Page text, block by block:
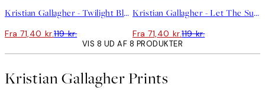
Kristian Gallagher - Twilight Blue and Metallic Gold Sunrise Plakat
Fra 71,40 kr.119 kr.
Kristian Gallagher - Let The Sunshine in Plakat
Fra 71,40 kr.119 kr.
VIS 8 UD AF 8 PRODUKTER
Kristian Gallagher Prints